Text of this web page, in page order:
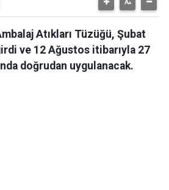
Atıkları Tüzüğü, Şubat
ve 12 Ağustos itibarıyla 27
doğrudan uygulanacak.